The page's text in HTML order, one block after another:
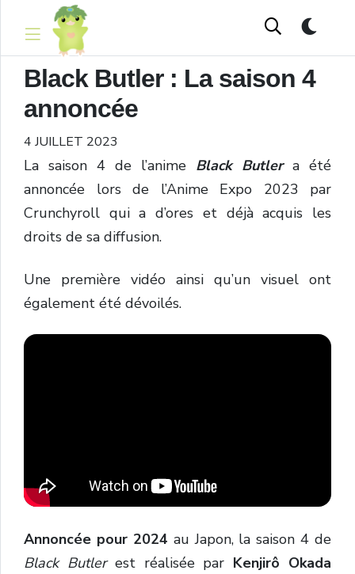
Black Butler : La saison 4
annoncée
4 JUILLET 2023
La saison 4 de l’anime Black Butlera été
annoncée lors de l’Anime Expo 2023 par
Crunchyroll qui a d’ores et déjà acquis les
droits de sa diffusion.
Une première vidéo ainsi qu’un visuel ont
également été dévoilés.
Annoncée pour 2024 au Japon, la saison 4 de
Black Butler est réalisée par Kenjirô Okada